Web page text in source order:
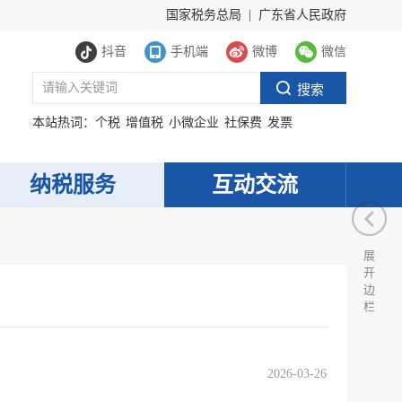
国家税务总局 广东省人民政府
抖音 手机端 微博 微信
本站热词： 个税 增值税 小微企业 社保费 发票
纳税服务 互动交流
2026-03-26
展
开
边
栏